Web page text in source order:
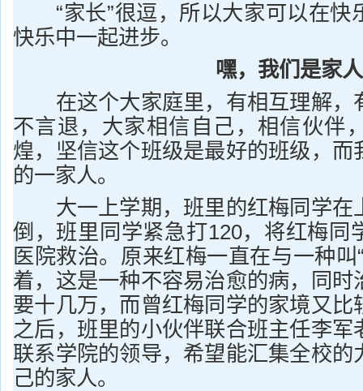
“家长”很逗，所以大家可以在快
快乐中一起进步。
嘿，我们是家人
在这个大家庭里，有相互理解，
不言退，大家相信自己，相信伙伴
煌，坚信这个班级是最好的班级，而
的一家人。
大一上学期，班里的红梅同学在
倒，班里同学紧急打120，将红梅同
医院救治。原来红梅一直在与一种叫
着，这是一种不容易治愈的病，同时
要十几万，而曾红梅同学的家境又比
之后，班里的小伙伴联合班主任李军
联系学院的领导，希望能汇集全校的
己的家人。